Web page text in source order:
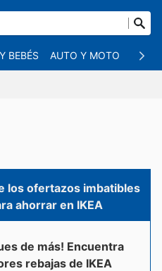
BEBÉS AUTO Y MOTO
los ofertazos imbatibles
ahorrar en IKEA
de más! Encuentra
rebajas de IKEA